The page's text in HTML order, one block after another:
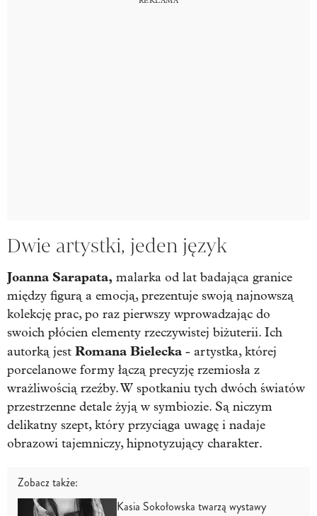
Dwie artystki, jeden język
Joanna Sarapata, malarka od lat badająca granice
między figurą a emocją, prezentuje swoją najnowszą
kolekcję prac, po raz pierwszy wprowadzając do
swoich płócien elementy rzeczywistej biżuterii. Ich
autorką jest Romana Bielecka - artystka, której
porcelanowe formy łączą precyzję rzemiosła z
wrażliwością rzeźby. W spotkaniu tych dwóch światów
przestrzenne detale żyją w symbiozie. Są niczym
delikatny szept, który przyciąga uwagę i nadaje
obrazowi tajemniczy, hipnotyzujący charakter.
Zobacz także:
Kasia Sokołowska twarzą wystawy